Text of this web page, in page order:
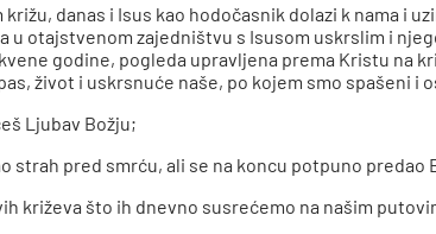
danas i Isus kao hodočasnik dolazi k nama i
otajstvenom zajedništvu s Isusom uskrslim i
godine, pogleda upravljena prema Kristu na
život i uskrsnuće naše, po kojem smo spašeni i
Ljubav Božju;
strah pred smrću, ali se na koncu potpuno predao
križeva što ih dnevno susrećemo na našim